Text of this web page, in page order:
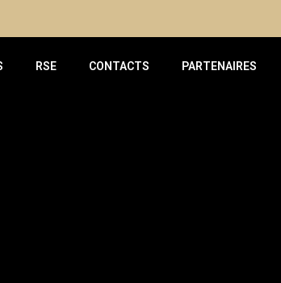
RSE CONTACTS PARTENAIRES